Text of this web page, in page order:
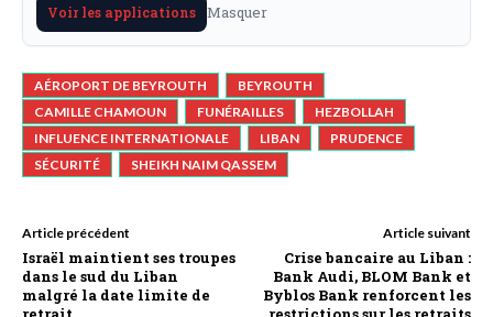
Voir les applications Masquer
AÉROPORT DE BEYROUTH
BEYROUTH
CAMILLE CHAMOUN
FUNÉRAILLES
HEZBOLLAH
INFLUENCE INTERNATIONALE
LIBAN
PRUDENCE
SÉCURITÉ
SHEIKH NAIM QASSEM
Article précédent
Israël maintient ses troupes
dans le sud du Liban
malgré la date limite de
Article suivant
Crise bancaire au Liban :
Bank Audi, BLOM Bank et
Byblos Bank renforcent les